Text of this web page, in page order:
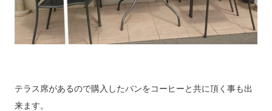
テラス席があるので購入したパンをコーヒーと共に頂く事も出
来ます。